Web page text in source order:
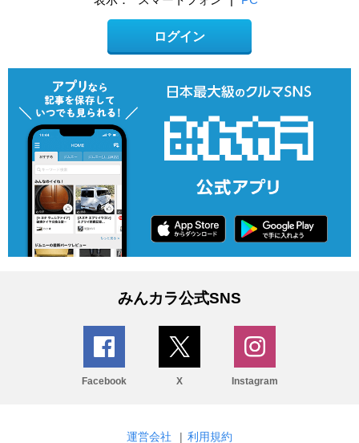
ログイン
みんカラ公式SNS
Facebook X Instagram
運営会社 | 利用規約